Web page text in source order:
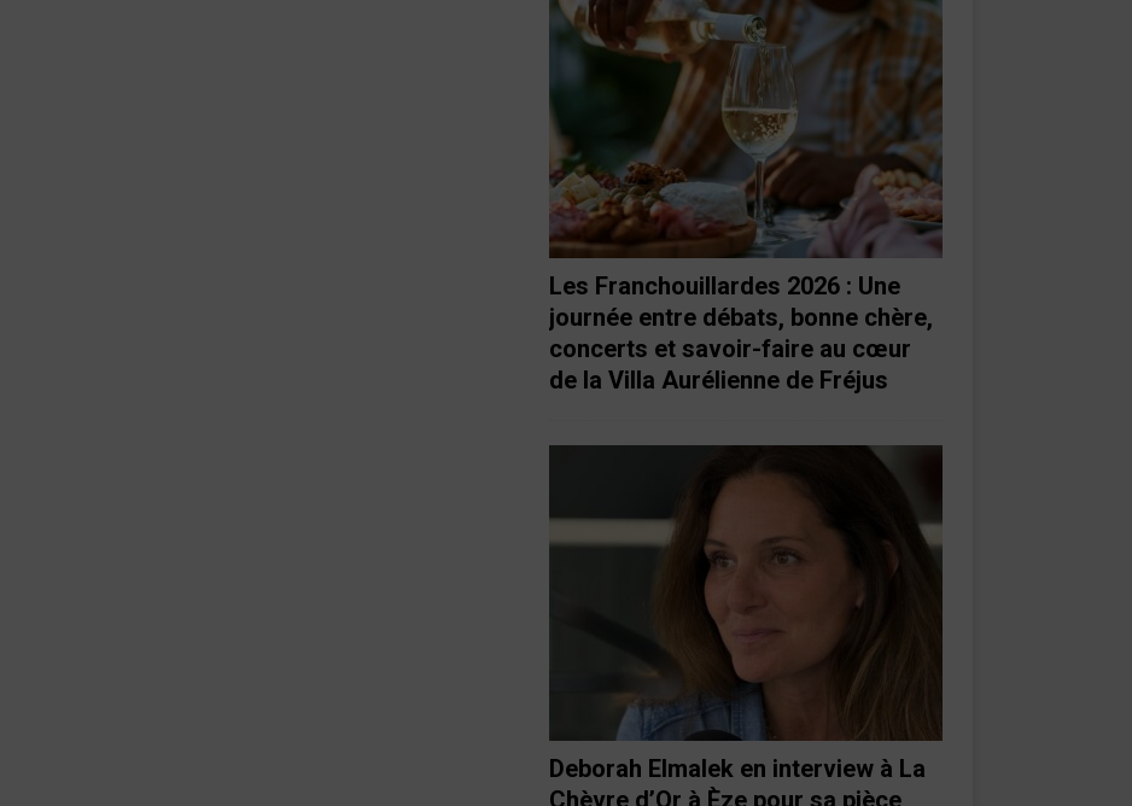
Les Franchouillardes 2026 : Une
journée entre débats, bonne chère,
concerts et savoir-faire au cœur
de la Villa Aurélienne de Fréjus
Deborah Elmalek en interview à La